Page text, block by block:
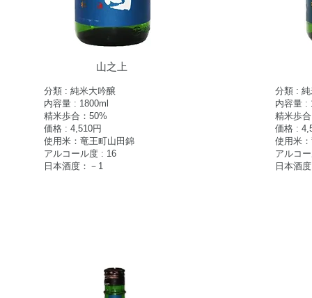
​山之上
分類 : 純米大吟醸
内容量 : 1800ml
精米歩合：50%
価格 : 4,510円
使用米：竜王町山田錦
アルコール度 : 16
日本酒度：－1
分類 :
内容量 :
精米歩
価格 :
使用米
アルコ
日本酒